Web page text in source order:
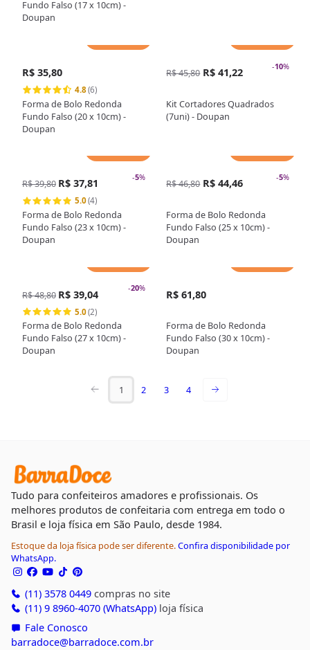
Fundo Falso (17 x 10cm) -
Doupan
R$ 35,80
4.8(6)
Forma de Bolo Redonda
Fundo Falso (20 x 10cm) -
Doupan
-10%
R$ 45,80 R$ 41,22
Kit Cortadores Quadrados
(7uni) - Doupan
-5%
R$ 39,80 R$ 37,81
5.0(4)
Forma de Bolo Redonda
Fundo Falso (23 x 10cm) -
Doupan
-5%
R$ 46,80 R$ 44,46
Forma de Bolo Redonda
Fundo Falso (25 x 10cm) -
Doupan
-20%
R$ 48,80 R$ 39,04
5.0(2)
Forma de Bolo Redonda
Fundo Falso (27 x 10cm) -
Doupan
R$ 61,80
Forma de Bolo Redonda
Fundo Falso (30 x 10cm) -
Doupan
1 2 3 4
Tudo para confeiteiros amadores e profissionais. Os
melhores produtos de confeitaria com entrega em todo o
Brasil e loja física em São Paulo, desde 1984.
Estoque da loja física pode ser diferente.Confira disponibilidade por
WhatsApp.
(11) 3578 0449compras no site
(11) 9 8960-4070 (WhatsApp)loja física
Fale Conosco
barradoce@barradoce.com.br